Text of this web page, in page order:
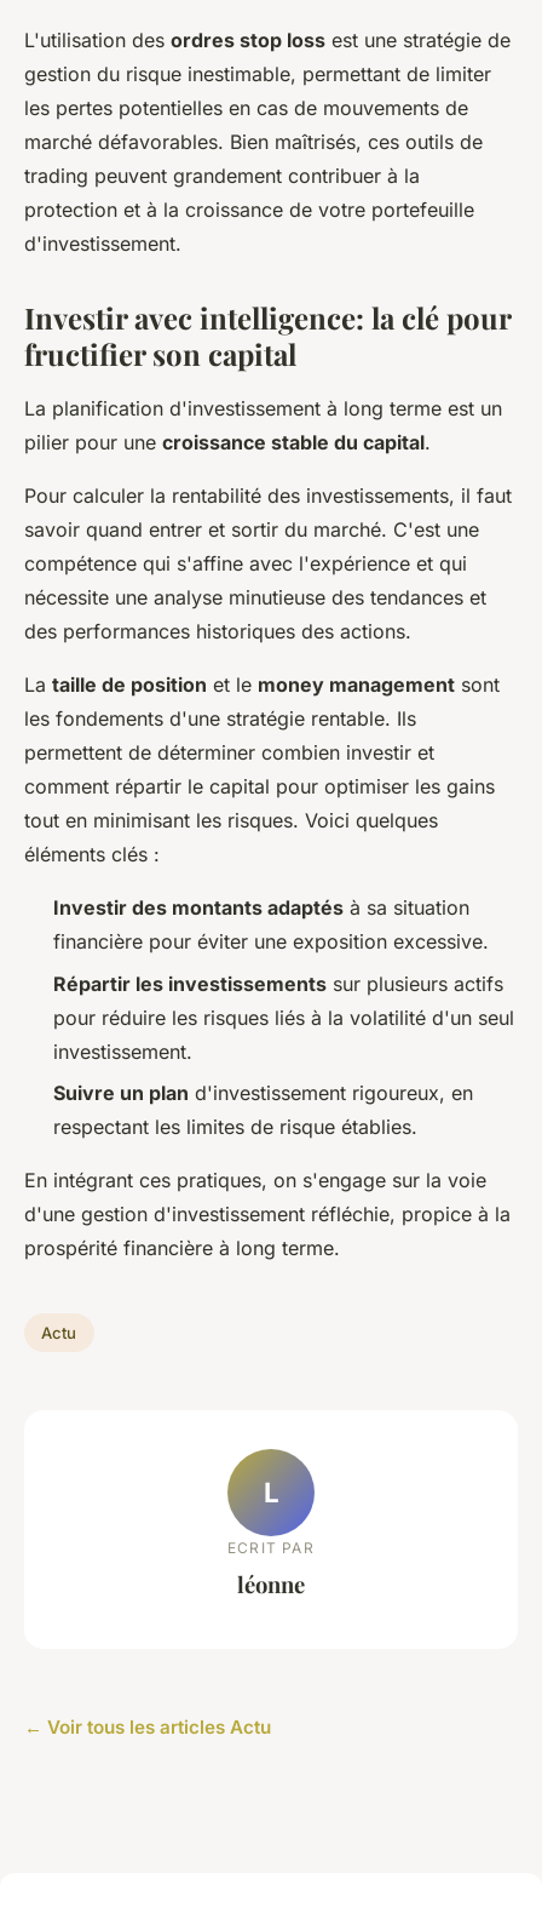
L'utilisation des ordres stop loss est une stratégie de
gestion du risque inestimable, permettant de limiter
les pertes potentielles en cas de mouvements de
marché défavorables. Bien maîtrisés, ces outils de
trading peuvent grandement contribuer à la
protection et à la croissance de votre portefeuille
d'investissement.
Investir avec intelligence: la clé pour
fructifier son capital
La planification d'investissement à long terme est un
pilier pour une croissance stable du capital.
Pour calculer la rentabilité des investissements, il faut
savoir quand entrer et sortir du marché. C'est une
compétence qui s'affine avec l'expérience et qui
nécessite une analyse minutieuse des tendances et
des performances historiques des actions.
La taille de position et le money management sont
les fondements d'une stratégie rentable. Ils
permettent de déterminer combien investir et
comment répartir le capital pour optimiser les gains
tout en minimisant les risques. Voici quelques
éléments clés :
Investir des montants adaptés à sa situation
financière pour éviter une exposition excessive.
Répartir les investissements sur plusieurs actifs
pour réduire les risques liés à la volatilité d'un seul
investissement.
Suivre un plan d'investissement rigoureux, en
respectant les limites de risque établies.
En intégrant ces pratiques, on s'engage sur la voie
d'une gestion d'investissement réfléchie, propice à la
prospérité financière à long terme.
Actu
L
ECRIT PAR
léonne
← Voir tous les articles Actu